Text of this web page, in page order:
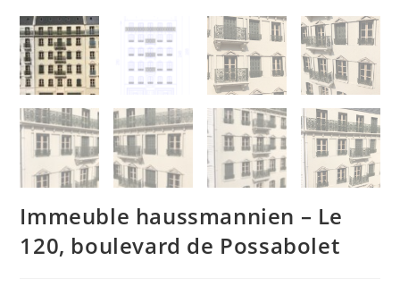
Immeuble haussmannien – Le
120, boulevard de Possabolet